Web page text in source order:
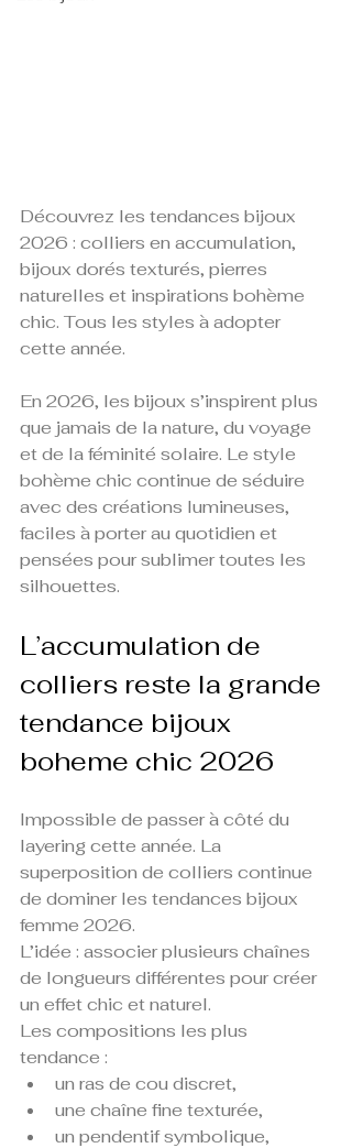
Découvrez les tendances bijoux
2026 : colliers en accumulation,
bijoux dorés texturés, pierres
naturelles et inspirations bohème
chic. Tous les styles à adopter
cette année.
En 2026, les bijoux s’inspirent plus
que jamais de la nature, du voyage
et de la féminité solaire. Le style
bohème chic continue de séduire
avec des créations lumineuses,
faciles à porter au quotidien et
pensées pour sublimer toutes les
silhouettes.
L’accumulation de
colliers reste la grande
tendance bijoux
boheme chic 2026
Impossible de passer à côté du
layering cette année. La
superposition de colliers continue
de dominer les tendances bijoux
femme 2026.
L’idée : associer plusieurs chaînes
de longueurs différentes pour créer
un effet chic et naturel.
Les compositions les plus
tendance :
un ras de cou discret,
une chaîne fine texturée,
un pendentif symbolique,